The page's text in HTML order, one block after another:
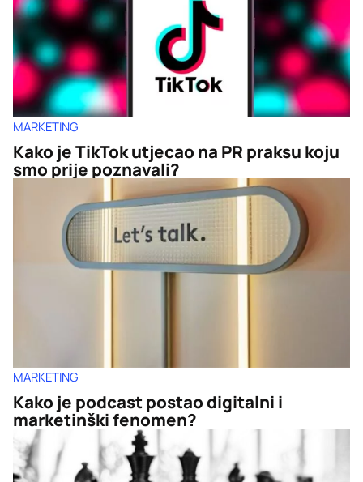
MARKETING
Kako je TikTok utjecao na PR praksu koju
smo prije poznavali?
MARKETING
Kako je podcast postao digitalni i
marketinški fenomen?